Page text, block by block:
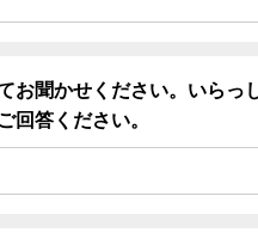
お聞かせください。いらっ
回答ください。